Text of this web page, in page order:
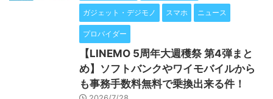
ガジェット・デジモノ スマホ ニュース
プロバイダー
【LINEMO 5周年大週穫祭 第4弾まと
め】ソフトバンクやワイモバイルから
も事務手数料無料で乗換出来る件！